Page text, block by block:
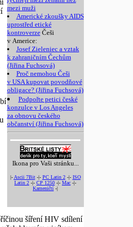
mezi muži
Americké zkoušky AIDS
uprostřed etické
kontroverzeČeši
v Americe:
Josef Zieleniec a vztak
k zahraničním Čechům
(Jiřina Fuchsová)
Proč nemohou Češi
v USA kupovat povodňové
obligace? (Jiřina Fuchsová)
Podpořte petici české
konzulce v Los Angeles
za obnovu českého
občanství (Jiřina Fuchsová)
Ikona pro Vaši stránku...
|- Ascii 7Bit-|- PC Latin 2-|- ISO
Latin 2 -|- CP 1250 -|- Mac -|-
Kameničtí -|
šíření HIV sdílení